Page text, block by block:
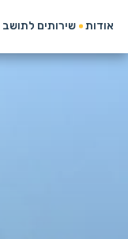
אודות שירותים לתושב
המועצה